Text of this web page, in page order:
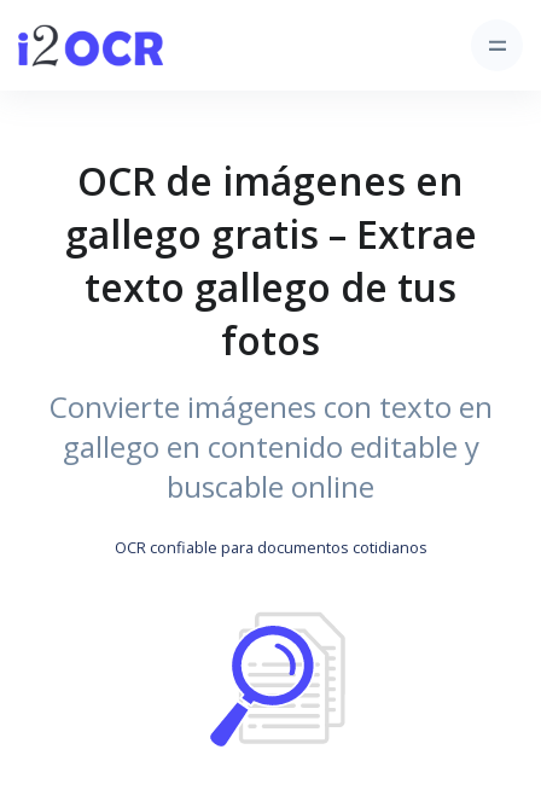
OCR de imágenes en
gallego gratis – Extrae
texto gallego de tus
fotos
Convierte imágenes con texto en
gallego en contenido editable y
buscable online
OCR confiable para documentos cotidianos